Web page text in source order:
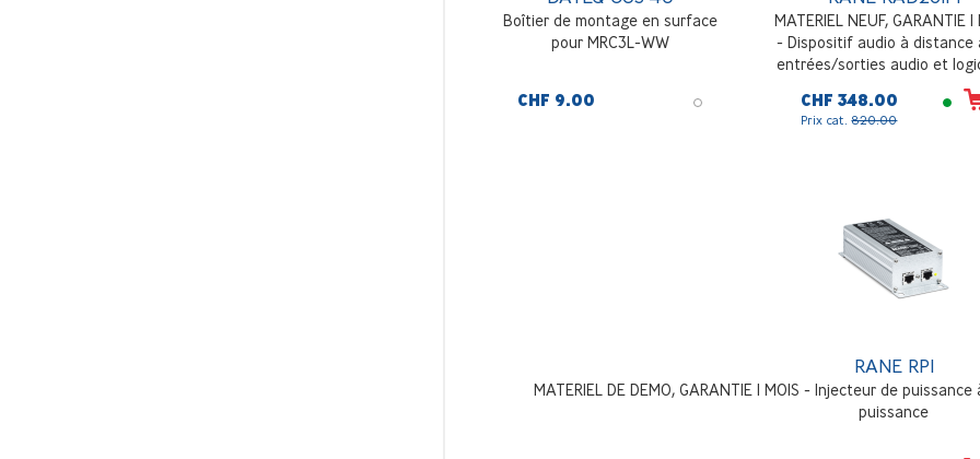
Boîtier de montage en surface
pour MRC3L-WW
CHF 9.00
MATERIEL NEUF, GARANTIE 1
- Dispositif audio à distance
entrées/sorties audio et
et amplificateur intégré de
canaux de 4W, entrée ligne
locale (smartphone,
sélection de la source
CHF 348.00
Prix cat.820.00
RANE RPI
MATERIEL DE DEMO, GARANTIE 1 MOIS - Injecteur de
puissance